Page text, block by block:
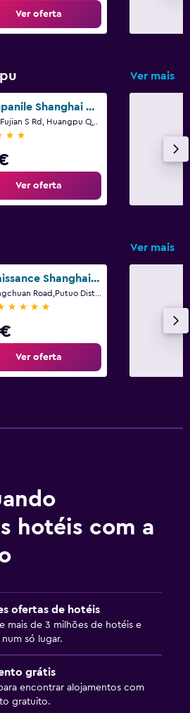
Ver oferta
Ver mais
Campanile Shanghai Bund Hotel
estrelas
Ver oferta
Ver mais
Renaissance Shanghai Putuo Hotel
estrelas
Ver oferta
hotéis com a
ofertas de hotéis
mais de 3 milhões de hotéis e
só lugar.
grátis
encontrar alojamentos com
gratuito.